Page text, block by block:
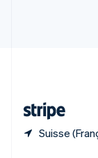
Suisse